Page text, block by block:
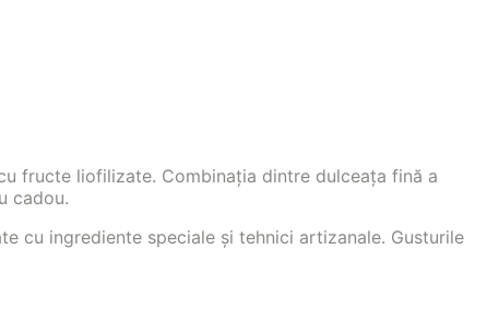
fructe liofilizate. Combinația dintre dulceața fină a
cadou.
cu ingrediente speciale și tehnici artizanale. Gusturile